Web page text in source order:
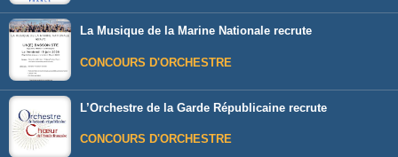
La Musique de la Marine Nationale recrute
CONCOURS D'ORCHESTRE
L’Orchestre de la Garde Républicaine recrute
CONCOURS D'ORCHESTRE